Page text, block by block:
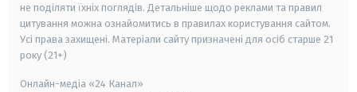
не поділяти їхніх поглядів. Детальніше щодо реклами та правил
цитування можна ознайомитись в правилах користування сайтом.
Усі права захищені. Матеріали сайту призначені для осіб старше 21
року (21+)
Онлайн-медіа «24 Канал»